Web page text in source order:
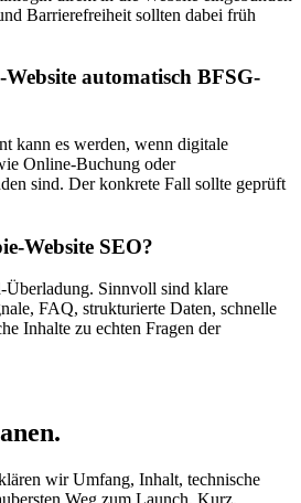
Barrierefreiheit sollten dabei früh
automatisch BFSG-
kann es werden, wenn digitale
Online-Buchung oder
sind. Der konkrete Fall sollte geprüft
Website SEO?
Überladung. Sinnvoll sind klare
FAQ, strukturierte Daten, schnelle
Inhalte zu echten Fragen der
wir Umfang, Inhalt, technische